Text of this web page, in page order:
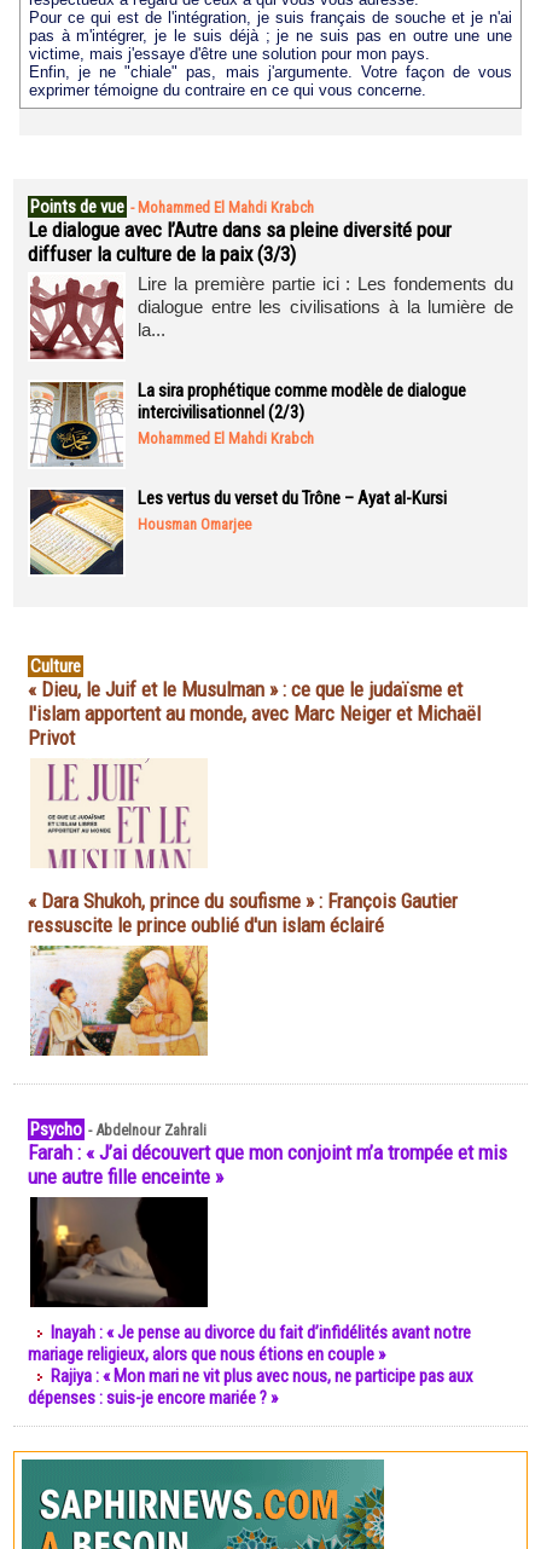
Pour ce qui est de l'intégration, je suis français de souche et je n'ai
pas à m'intégrer, je le suis déjà ; je ne suis pas en outre une une
victime, mais j'essaye d'être une solution pour mon pays.
Enfin, je ne "chiale" pas, mais j'argumente. Votre façon de vous
exprimer témoigne du contraire en ce qui vous concerne.
Points de vue - Mohammed El Mahdi Krabch
Le dialogue avec l’Autre dans sa pleine diversité pour
diffuser la culture de la paix (3/3)
Lire la première partie ici : Les fondements du
dialogue entre les civilisations à la lumière de
la...
La sira prophétique comme modèle de dialogue
intercivilisationnel (2/3)
Mohammed El Mahdi Krabch
Les vertus du verset du Trône – Ayat al-Kursi
Housman Omarjee
Culture
« Dieu, le Juif et le Musulman » : ce que le judaïsme et
l'islam apportent au monde, avec Marc Neiger et Michaël
Privot
« Dara Shukoh, prince du soufisme » : François Gautier
ressuscite le prince oublié d'un islam éclairé
Psycho -Abdelnour Zahrali
Farah : « J’ai découvert que mon conjoint m’a trompée et mis
une autre fille enceinte »
Inayah : « Je pense au divorce du fait d’infidélités avant notre
mariage religieux, alors que nous étions en couple »
Rajiya : « Mon mari ne vit plus avec nous, ne participe pas aux
dépenses : suis-je encore mariée ? »